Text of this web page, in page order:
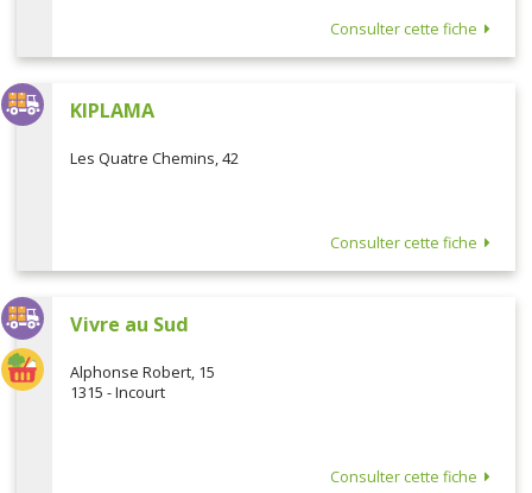
Consulter cette fiche
KIPLAMA
Les Quatre Chemins, 42
Consulter cette fiche
Vivre au Sud
Alphonse Robert, 15
1315 - Incourt
Consulter cette fiche